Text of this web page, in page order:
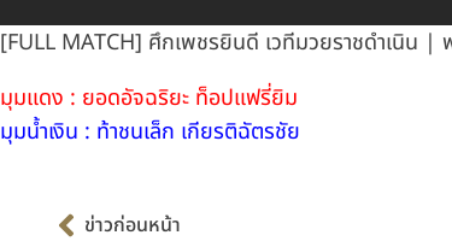
[FULL MATCH] ศึกเพชรยินดี เวทีมวยราชดำเนิน
มุมแดง : ยอดอัจฉริยะ ท็อปแฟรี่ยิม
มุมน้ำเงิน : ท้าชนเล็ก เกียรติฉัตรชัย
ข่าวก่อนหน้า